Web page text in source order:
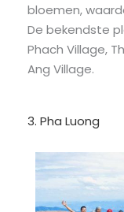
bloemen,
De bekendste
Phach Village,
Ang Village.
3. Pha Luong